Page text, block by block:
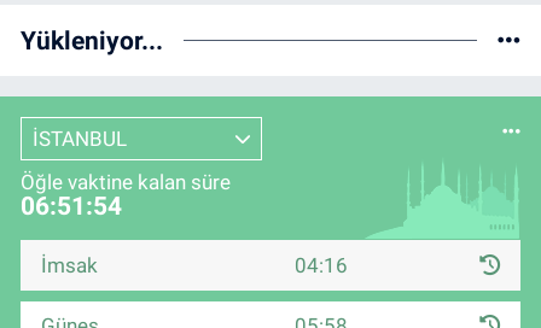
Yükleniyor...
İSTANBUL
Öğle vaktine kalan süre
06:51:53
İmsak 04:16